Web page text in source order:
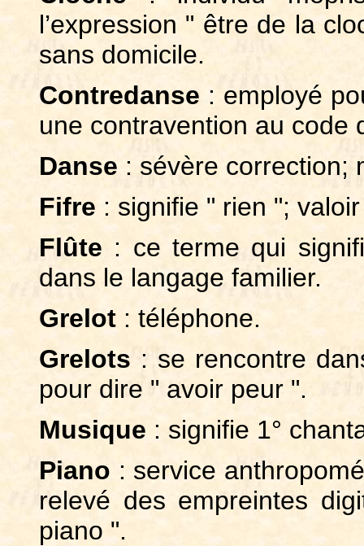
l’expression " être de la
sans domicile.
Contredanse : employé
une contravention au code
Danse : sévère correction;
Fifre : signifie " rien ";
Flûte : ce terme qui
dans le langage familier.
Grelot : téléphone.
Grelots : se rencontre
pour dire " avoir peur ".
Musique : signifie 1°
Piano : service
relevé des empreintes
piano ".